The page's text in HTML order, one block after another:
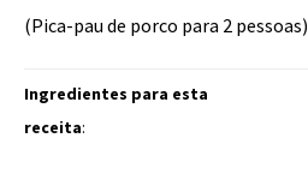
(Pica-pau de porco para 2 pessoas)
Ingredientes para esta
receita: